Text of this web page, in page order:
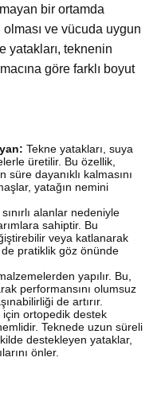
bir ortamda
ve vücuda uygun
yatakları, teknenin
göre farklı boyut
Tekne yatakları, suya
üretilir. Bu özellik,
dayanıklı kalmasını
yatağın nemini
alanlar nedeniyle
sahiptir. Bu
veya katlanarak
pratiklik göz önünde
yapılır. Bu,
performansını olumsuz
de artırır.
için ortopedik destek
Teknede uzun süreli
destekleyen yataklar,
önler.